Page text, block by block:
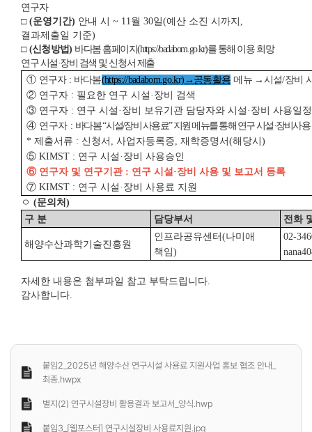
연구자
□ (운영기간) 안내 시 ~ 11월 30일(예산 소진 시까지,
결과제출일 기준)
□ (신청방법) 바다봄 홈페이지(https://badabom.go.kr)를 통해 이용 희망
연구 시설·장비 검색 및 신청서 제출
① 연구자 : 바다봄(https://badabom.go.kr) →공동활용 메뉴 →시설/장비
② 연구자 : 필요한 연구 시설 · 장비 검색
③ 연구자 : 연구 시설 · 장비 보유기관 담당자와 시설 · 장비 사용일
④ 연구자 : 바다봄“시설/장비 사용료”지원 메뉴를 통해 연구 시설·장비사용
* 제출서류 : 신청서 , 사업자등록증, 재학증명서 (해당시 )
⑤ KIMST : 연구 시설 · 장비 사용승인
⑥ 연구자 및 연구기관 : 연구 시설·장비 사용 및 보고서 등록
⑦ KIMST : 연구 시설 · 장비 사용료 지원
ㅇ (문의처 )
구 분
담당부서 전화
해양수산과학기술진흥원
인프라공유센터(나미애
책임)
02-
자세한 내용은 첨부파일 참고 부탁드립니다.
감사합니다.
붙임2_2025년 해양수산 연구시설 사용료 지원사업 홍보 협조 안내_
최종.hwpx
별지(2) 연구시설장비 활용결과 보고서_양식.hwp
붙임3_[웹포스터] 연구시설장비 사용료지원.jpg